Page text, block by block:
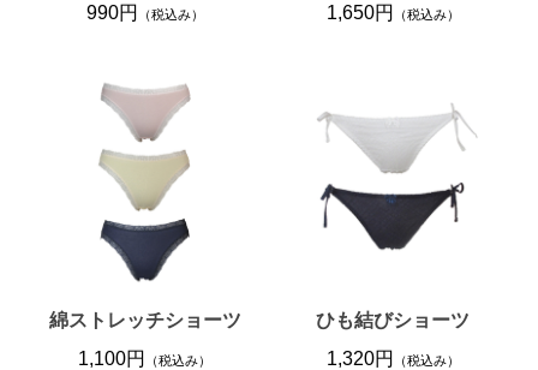
990円
（税込み）
1,650円
（税込み）
綿ストレッチショーツ
1,100円
（税込み）
ひも結びショーツ
1,320円
（税込み）